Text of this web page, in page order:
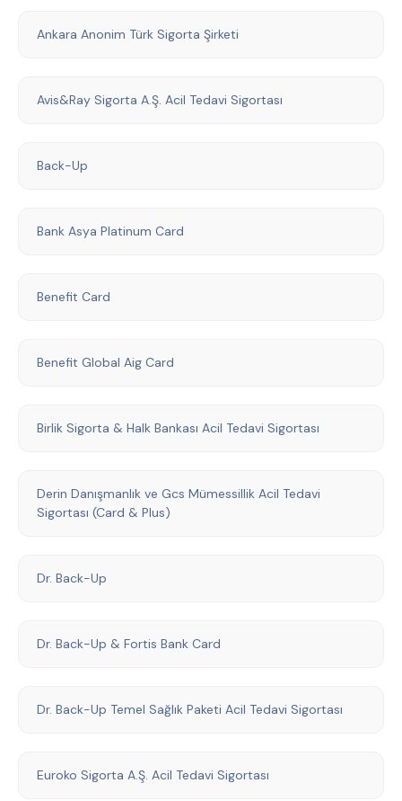
Ankara Anonim Türk Sigorta Şirketi
Avis&Ray Sigorta A.Ş. Acil Tedavi Sigortası
Back-Up
Bank Asya Platinum Card
Benefit Card
Benefit Global Aig Card
Birlik Sigorta & Halk Bankası Acil Tedavi Sigortası
Derin Danışmanlık ve Gcs Mümessillik Acil Tedavi
Sigortası (Card & Plus)
Dr. Back-Up
Dr. Back-Up & Fortis Bank Card
Dr. Back-Up Temel Sağlık Paketi Acil Tedavi Sigortası
Euroko Sigorta A.Ş. Acil Tedavi Sigortası